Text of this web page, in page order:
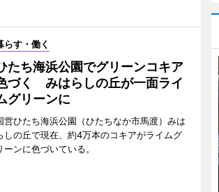
らす・働く
たち海浜公園でグリーンコキア
づく みはらしの丘が一面ライ
グリーンに
営ひたち海浜公園（ひたちなか市馬渡）みは
しの丘で現在、約4万本のコキアがライムグ
ーンに色づいている。